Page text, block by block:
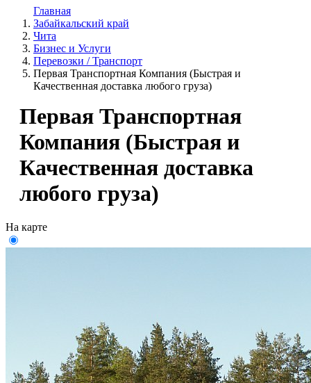
Главная
Забайкальский край
Чита
Бизнес и Услуги
Перевозки / Транспорт
Первая Транспортная Компания (Быстрая и
Качественная доставка любого груза)
Первая Транспортная
Компания (Быстрая и
Качественная доставка
любого груза)
На карте